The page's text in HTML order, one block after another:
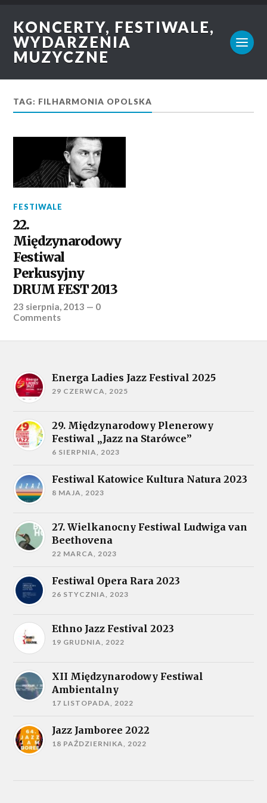
KONCERTY, FESTIWALE,
WYDARZENIA
MUZYCZNE
TAG: FILHARMONIA OPOLSKA
FESTIWALE
22.
Międzynarodowy
Festiwal
Perkusyjny
DRUM FEST 2013
23 sierpnia, 2013 — 0
Comments
Energa Ladies Jazz Festival 2025
29 CZERWCA, 2025
29. Międzynarodowy Plenerowy
Festiwal „Jazz na Starówce”
6 SIERPNIA, 2023
Festiwal Katowice Kultura Natura 2023
8 MAJA, 2023
27. Wielkanocny Festiwal Ludwiga van
Beethovena
22 MARCA, 2023
Festiwal Opera Rara 2023
26 STYCZNIA, 2023
Ethno Jazz Festival 2023
19 GRUDNIA, 2022
XII Międzynarodowy Festiwal
Ambientalny
17 LISTOPADA, 2022
Jazz Jamboree 2022
18 PAŹDZIERNIKA, 2022